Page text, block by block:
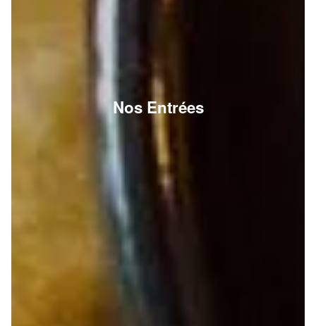
Nos Entrées